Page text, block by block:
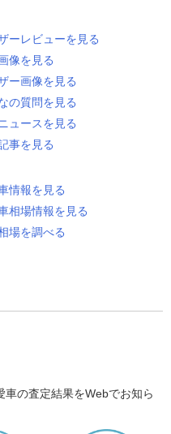
ーレビューを見る
像を見る
ー画像を見る
の質問を見る
ュースを見る
事を見る
情報を見る
相場情報を見る
場を調べる
車の査定結果をWebでお知ら